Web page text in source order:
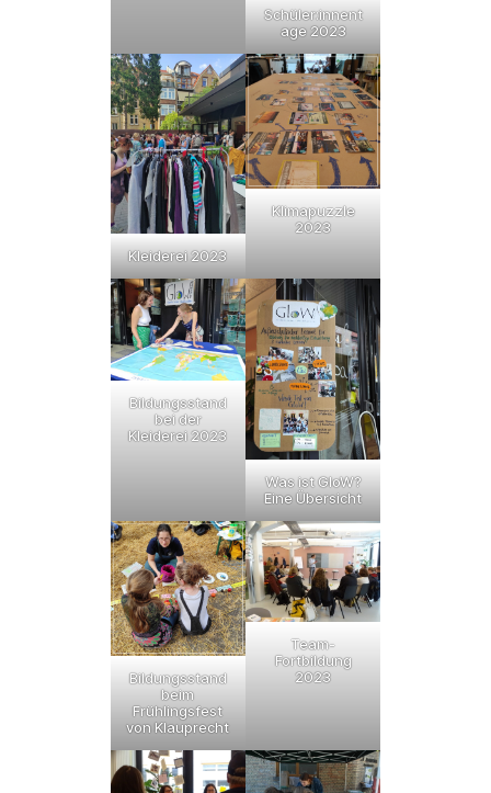
Schüler:innent
age 2023
Kleiderei 2023
Klimapuzzle
2023
Bildungsstand
bei der
Kleiderei 2023
Was ist GloW?
Eine Übersicht
Bildungsstand
beim
Frühlingsfest
von Klauprecht
Team-
Fortbildung
2023